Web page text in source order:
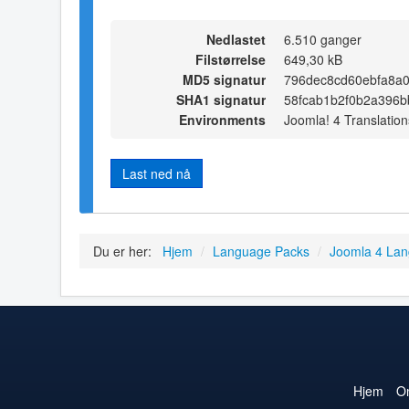
Nedlastet
6.510 ganger
Filstørrelse
649,30 kB
MD5 signatur
SHA1 signatur
Environments
Joomla! 4
Last ned nå
Du er her: Hjem / Language Packs / Joomla 4
Hjem